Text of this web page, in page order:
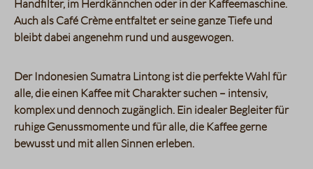
Handfilter, im Herdkännchen oder in der Kaffeemaschine.
Auch als Café Crème entfaltet er seine ganze Tiefe und
bleibt dabei angenehm rund und ausgewogen.
Der Indonesien Sumatra Lintong ist die perfekte Wahl für
alle, die einen Kaffee mit Charakter suchen – intensiv,
komplex und dennoch zugänglich. Ein idealer Begleiter für
ruhige Genussmomente und für alle, die Kaffee gerne
bewusst und mit allen Sinnen erleben.